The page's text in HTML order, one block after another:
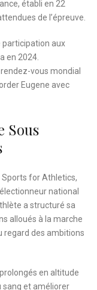
établi en 22
de l’épreuve.
aux
en 2024.
vous mondial
Eugene avec
Sous
Sports for Athletics,
national
a structuré sa
alloués à la marche
regard des ambitions
en altitude
sang et améliorer